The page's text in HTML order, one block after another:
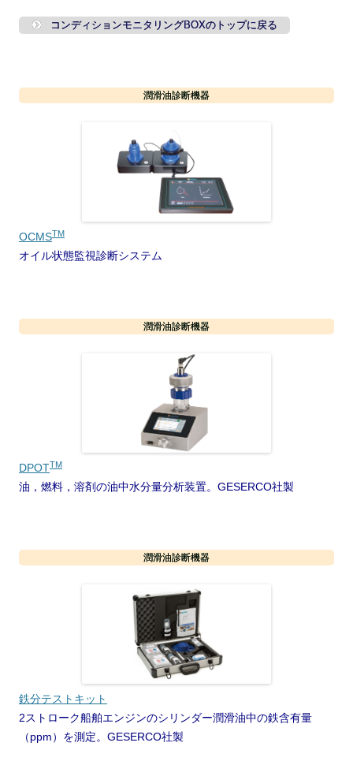
コンディションモニタリングBOXのトップに戻る
潤滑油診断機器
OCMSTM
オイル状態監視診断システム
潤滑油診断機器
DPOTTM
油，燃料，溶剤の油中水分量分析装置。GESERCO社製
潤滑油診断機器
鉄分テストキット
2ストローク船舶エンジンのシリンダー潤滑油中の鉄含有量
（ppm）を測定。GESERCO社製